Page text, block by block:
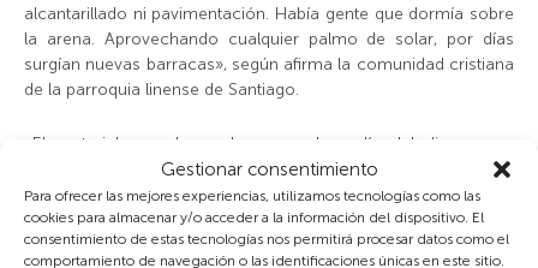
Gestionar consentimiento
Para ofrecer las mejores experiencias, utilizamos tecnologías como las
cookies para almacenar y/o acceder a la información del dispositivo. El
consentimiento de estas tecnologías nos permitirá procesar datos como el
comportamiento de navegación o las identificaciones únicas en este sitio.
alcantarillado ni pavimentación. Había gente que dormía sobre
la arena. Aprovechando cualquier palmo de solar, por días
surgían nuevas barracas», según afirma la comunidad cristiana
de la parroquia linense de Santiago.
«El material para hacer barracas dependía del dinero que
tuviera uno, según lo que encontraba, según si la gente entraba
a Gibraltar», sentencia Antonio Barros, que trabajó haciendo
barracas por encargo en los años cuarenta y cincuenta.